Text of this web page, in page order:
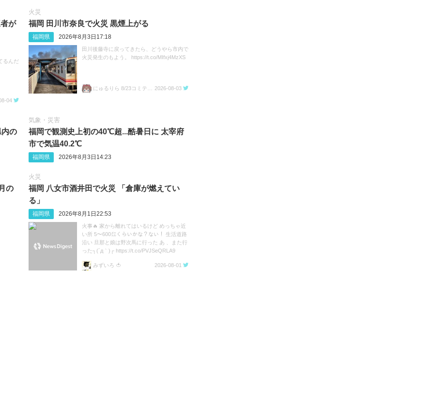
が
るんだ
04
火災
福岡 田川市奈良で火災 黒煙上がる
福岡県 2026年8月3日17:18
田川後藤寺に戻ってきたら、どうやら市内で
火災発生のもよう。 https://t.co/MIfxj4MzXS
2026-08-03
の
気象・災害
福岡で観測史上初の40℃超...酷暑日に 太宰府
市で気温40.2℃
福岡県 2026年8月3日14:23
の
火災
福岡 八女市酒井田で火災 「倉庫が燃えてい
る」
福岡県 2026年8月1日22:53
火事🔥 家から離れてはいるけど めっちゃ近
い所 5〜600㍍くらいかな？ない！ 生活道路
沿い 旦那と娘は野次馬に行った あ 、また行
った┐(´д｀)┌ https://t.co/PVJSeQRLA9
みずいろ 🍅 2026-08-01